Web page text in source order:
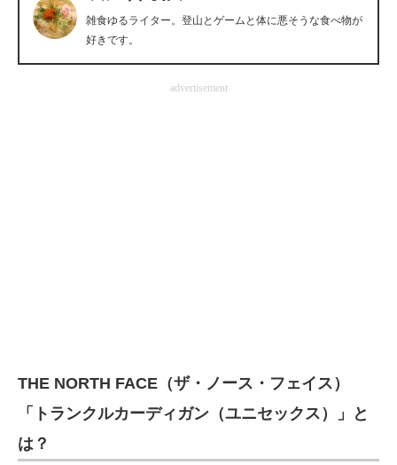
マーケ×ITの今がよく分かる
建設×テクノロジーの最前線
ちょっと気になるネットの話題
雑食ゆるライター。登山とゲームと体に悪そうな食べ物が
好きです。
advertisement
THE NORTH FACE（ザ・ノース・フェイス）
「トランクルカーディガン（ユニセックス）」と
は？